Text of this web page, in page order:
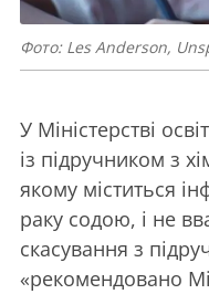
Фото: Les Anderson,
У Міністерстві
із підручником з
якому міститься
раку содою, і не
скасування з
«рекомендовано